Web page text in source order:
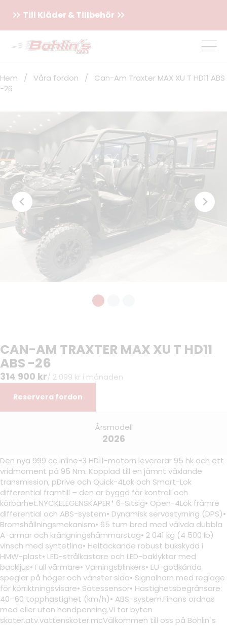
Till Kläder & Tillbehör
Hem / Våra fordon /
Can-Am Traxter MAX XU T HD11 ABS
-26
CAN-AM TRAXTER MAX XU T HD11
ABS -26
314 900 kr/ 2 099 kr i månaden
Reservera fordon
Årsmodell
2026
Den nya 999 cc inline-3 HD11-motorn levererar 95 hk och ett
vridmoment på 95 Nm. Kopplad till en jämnt växlande
transmission, pDrive och Quick-4Lok och Smart-Lok
differential framtill – den är byggd för kontroll och
körbarhet.NYCKELEGENSKAPER* 6-Sitsig• Open-4Lok främre
differential och ABS-system• Dynamisk servostyrning (DPS)•
Bromshållningsmekanism• 65 tum bred med välvda dubbla
A-armar och krängningshämmarstag• 2 041 kg (4 500 lb)
vinsch med syntetlina• Heltäckande robust bukskydd i
HMW-plast• LED-strålkastare och LED-baklyktor med
backljus• Full värmare• Varningsblinkers• EU-godkända
speglar på höger och vänster sida• Signalhorn med reglage
för körriktningsvisare• Sätessensor• Hastighetsbegränsare:
40–60 topphastighet (km/h)• ABS-system.Finans ordnas
med eller utan handpenning.Vi tar byten
skoter.atv.vattenskoter.mcVälkommen till oss på Bohlin`s